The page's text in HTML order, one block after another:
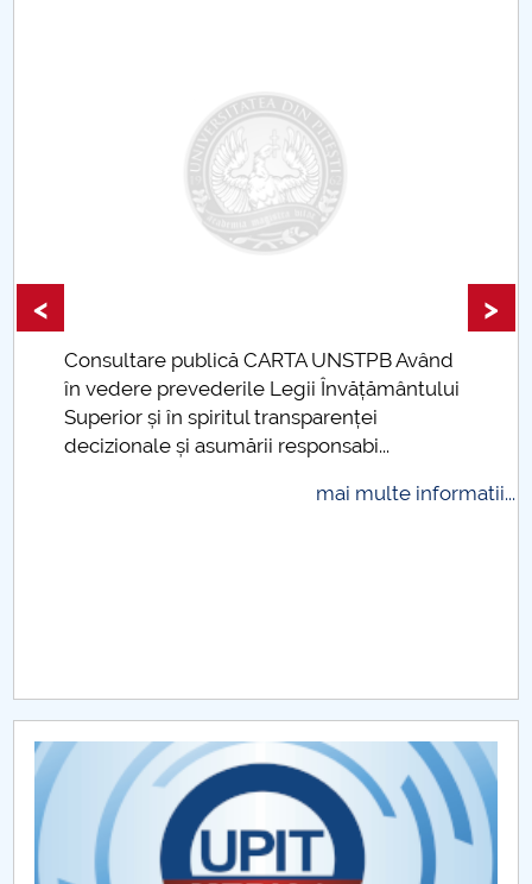
UNIVERSITATE pentru comunitate
IOSUD/CSUD-Doctorate
Comisie de etica unversitară
Accesibilitate pentru studenții cu dizabilități
Raportul Conducerii Centrului Universitar Pitești
privind implementarea Planului Operațional 2020-
Management Facultate
Departamentul Autovehicule și Transporturi
Consultare publică CARTA UNSTPB Având
în vedere prevederile Legii Învățământului
Superior și în spiritul transparenței
decizionale și asumării responsabi...
mai multe informatii...
< >